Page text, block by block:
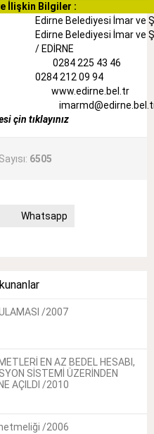
İlişkin Bilgiler :
Edirne Belediyesi İmar ve
Edirne Belediyesi İmar ve
/ EDİRNE
0284 225 43 46
0284 212 09 94
www.edirne.bel.tr
çin tıklayınız
6505
Whatsapp
/2007
EN AZ BEDEL HESABI,
SİSTEMİ ÜZERİNDEN
AÇILDI /2010
/2006